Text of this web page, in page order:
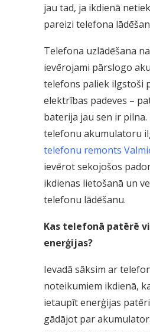
jau tad, ja ikdienā
pareizi telefona
Telefona uzlādēšana
ievērojami pārslogo
telefons paliek ilgstoši
elektrības padeves –
baterija jau sen ir
telefonu akumulatoru
telefonu remonts
ievērot sekojošos
ikdienas lietošanā un
telefonu lādēšanu.
Kas telefonā patērē
enerģijas?
Ievadā sāksim ar
noteikumiem ikdienā,
ietaupīt enerģijas
gādājot par